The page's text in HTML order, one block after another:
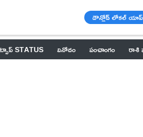
డౌన్లోడ్ లోకల్ యాప్
STATUS వినోదం పంచాంగం రాశి